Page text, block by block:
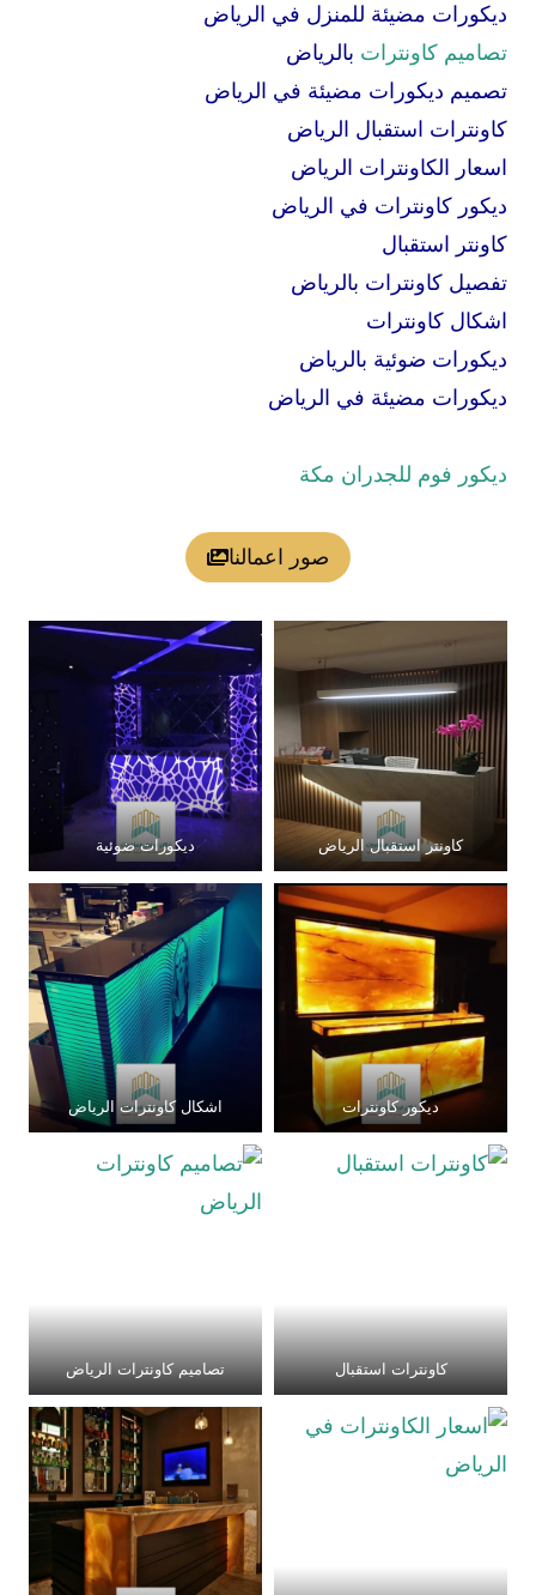
ديكورات مضيئة للمنزل في الرياض
تصاميم كاونترات بالرياض
تصميم ديكورات مضيئة في الرياض
كاونترات استقبال الرياض
اسعار الكاونترات الرياض
ديكور كاونترات في الرياض
كاونتر استقبال
تفصيل كاونترات بالرياض
اشكال كاونترات
ديكورات ضوئية بالرياض
ديكورات مضيئة في الرياض
ديكور فوم للجدران مكة
صور اعمالنا
كاونتر استقبال الرياض ديكورات ضوئية
ديكور كاونترات اشكال كاونترات الرياض
كاونترات استقبال تصاميم كاونترات الرياض